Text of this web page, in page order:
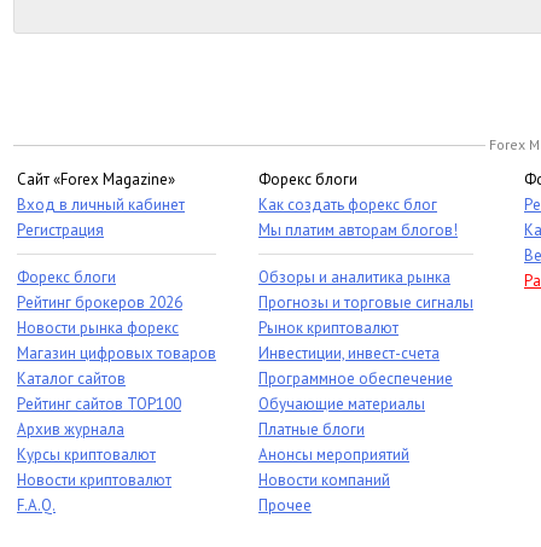
Forex
Сайт «Forex Magazine»
Вход в личный кабинет
Регистрация
Форекс блоги
Рейтинг брокеров 2026
Новости рынка форекс
Магазин цифровых товаров
Каталог сайтов
Рейтинг сайтов TOP100
Архив журнала
Курсы криптовалют
Новости криптовалют
F.A.Q.
Форекс блоги
Как создать форекс блог
Мы платим авторам блогов!
Обзоры и аналитика рынка
Прогнозы и торговые сигналы
Рынок криптовалют
Инвестиции, инвест-счета
Программное обеспечение
Обучающие материалы
Платные блоги
Анонсы мероприятий
Новости компаний
Прочее